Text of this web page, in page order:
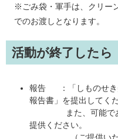
※ごみ袋・軍手は、クリー
でのお渡しとなります。
活動が終了したら
報告 ：「しものせき
報告書」を提出してくだ
また、可能であれ
提供ください。